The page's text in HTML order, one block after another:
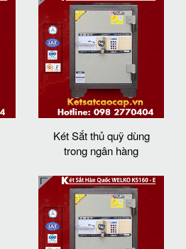
Két Sắt thủ quỹ dùng
trong ngân hàng